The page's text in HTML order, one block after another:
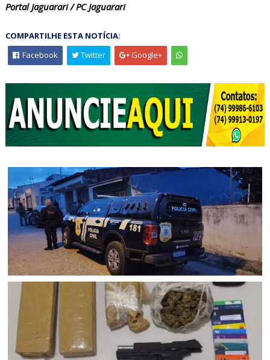
Portal Jaguarari / PC Jaguarari
COMPARTILHE ESTA NOTÍCIA:
Facebook
Twitter Google+
POLICIAL
Polícia Civil cumpre mandados de prisão contra esquema
criminoso de agiotagem que movimentou cerca de R$ 10
milhões em Senhor do Bonfim (BA); dois foram presos e
uma mulher é procurada